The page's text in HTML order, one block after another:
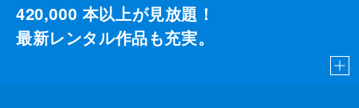
420,000 本以上が見放題！
最新レンタル作品も充実。